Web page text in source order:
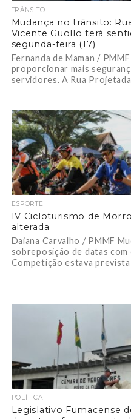
TRÂNSITO
Mudança no trânsito:
Vicente Guollo terá
segunda-feira (17)
Fernanda de Maman /
proporcionar mais
servidores. A Rua
ESPORTE
IV Cicloturismo de
alterada
Daiana Carvalho / PMMF
sobreposição de datas
Competição estava
POLÍTICA
Legislativo Fumacense